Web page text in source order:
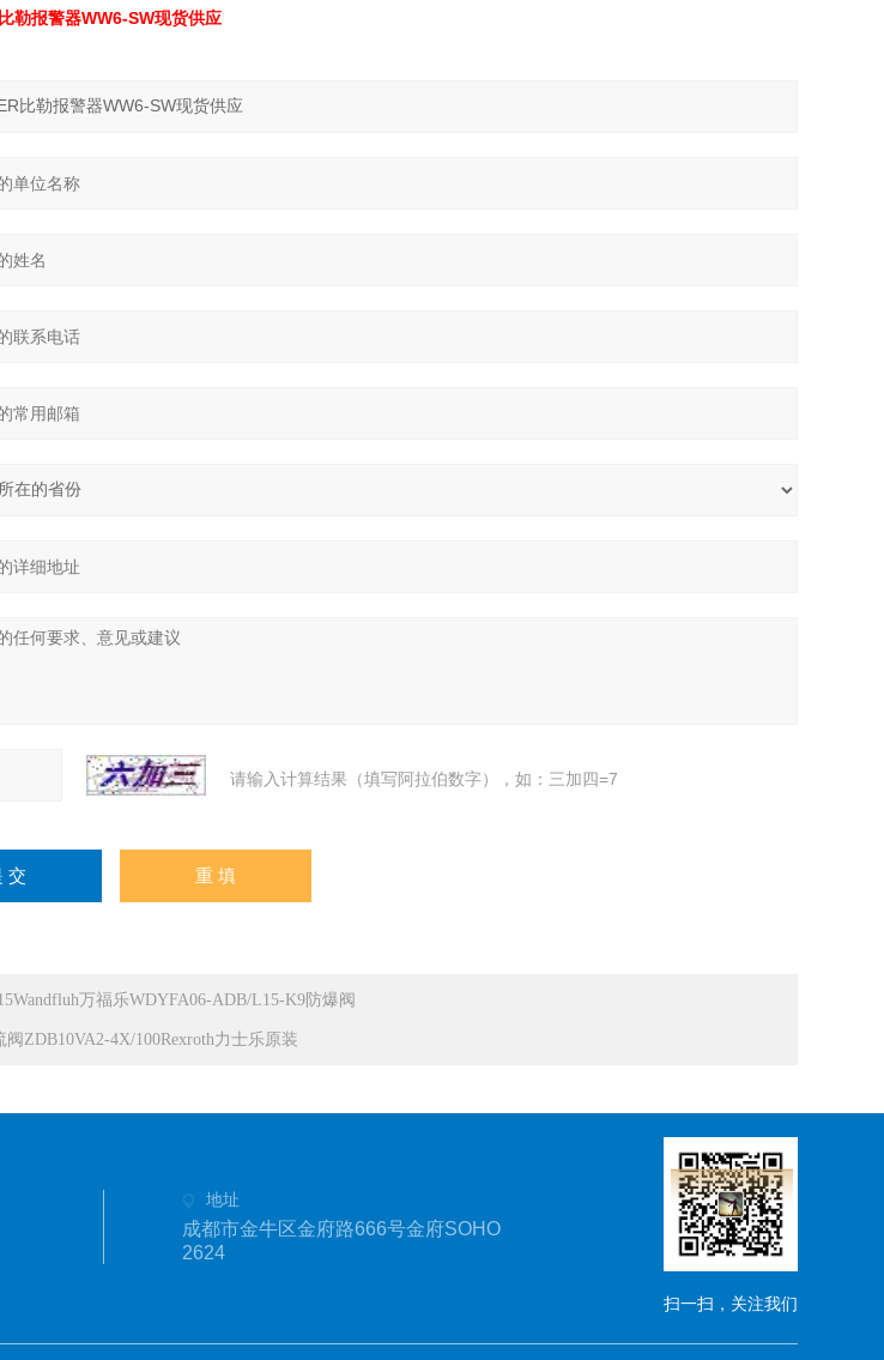
勒报警器WW6-SW现货供应
请输入计算结果（填写阿拉伯数字），如：三加四=7
万福乐WDYFA06-ADB/L15-K9防爆阀
ZDB10VA2-4X/100Rexroth力士乐原装
地址
成都市金牛区金府路666号金府SOHO
2624
扫一扫，关注我们